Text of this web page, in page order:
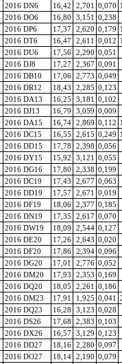
2016 DN6 16,42 2,701 0,070
2016 DO6 16,80 3,151 0,238
2016 DP6 17,37 2,620 0,179
2016 DT6 16,47 2,611 0,012
2016 DU6 17,56 2,290 0,051
2016 DJ8 17,27 2,367 0,091
2016 DB10 17,06 2,773 0,049
2016 DR12 18,43 2,285 0,123
2016 DA13 16,25 3,181 0,102
2016 DJ13 16,79 3,059 0,009
2016 DA15 16,74 2,869 0,112
2016 DC15 16,55 2,615 0,249
2016 DD15 17,78 2,398 0,056
2016 DY15 15,92 3,121 0,055
2016 DG16 17,80 2,338 0,199
2016 DC19 17,43 2,677 0,063
2016 DD19 17,57 2,671 0,019
2016 DF19 18,06 2,377 0,185
2016 DN19 17,35 2,617 0,070
2016 DW19 18,09 2,544 0,127
2016 DE20 17,26 2,643 0,020
2016 DF20 17,86 2,394 0,096
2016 DG20 17,01 2,776 0,052
2016 DM20 17,93 2,353 0,169
2016 DQ20 18,05 2,261 0,186
2016 DM23 17,91 1,925 0,041
2016 DQ23 16,28 3,123 0,028
2016 DS26 17,68 2,383 0,103
2016 DX26 16,57 3,129 0,123
2016 DD27 18,16 2,280 0,097
2016 DO27 18,14 2,190 0,079